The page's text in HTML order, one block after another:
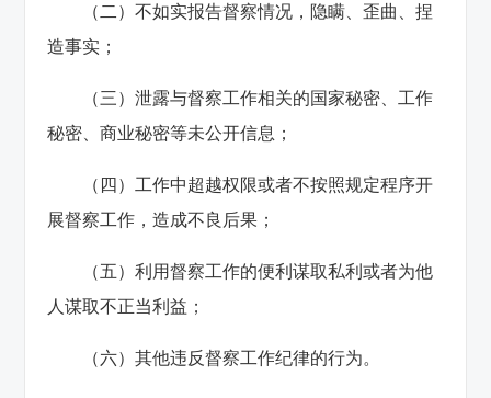
（二）不如实报告督察情况，隐瞒、歪曲、捏
造事实；
（三）泄露与督察工作相关的国家秘密、工作
秘密、商业秘密等未公开信息；
（四）工作中超越权限或者不按照规定程序开
展督察工作，造成不良后果；
（五）利用督察工作的便利谋取私利或者为他
人谋取不正当利益；
（六）其他违反督察工作纪律的行为。